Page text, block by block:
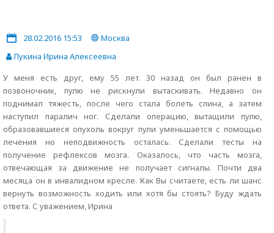
28.02.2016 15:53
Москва
Лукина Ирина Алексеевна
У меня есть друг, ему 55 лет. 30 назад он был ранен в
позвоночник, пулю не рискнули вытаскивать. Недавно он
поднимал тяжесть, после чего стала болеть спина, а затем
наступил паралич ног. Сделали операцию, вытащили пулю,
образовавшиеся опухоль вокруг пули уменьшается с помощью
лечения но неподвижность осталась. Сделали тесты на
получение рефлексов мозга. Оказалось, что часть мозга,
отвечающая за движение не получает сигналы. Почти два
месяца он в инвалидном кресле. Как Вы считаете, есть ли шанс
вернуть возможность ходить или хотя бы стоять? Буду ждать
ответа. С уважением, Ирина